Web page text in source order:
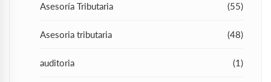
Asesoría Tributaria (55)
Asesoria tributaria (48)
auditoria (1)